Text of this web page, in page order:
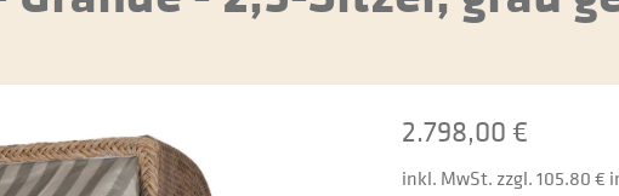
2.798,00 €
inkl. MwSt. zzgl. 105.80 €